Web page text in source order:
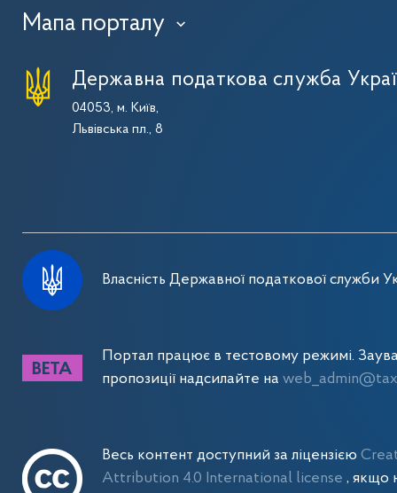
Мапа порталу ›
Державна податкова служба
04053, м. Київ,
Львівська пл., 8
Власність Державної податкової служби
Портал працює в тестовому режимі.
пропозиції надсилайте на
Весь контент доступний за ліцензією
Attribution 4.0 International license , якщо